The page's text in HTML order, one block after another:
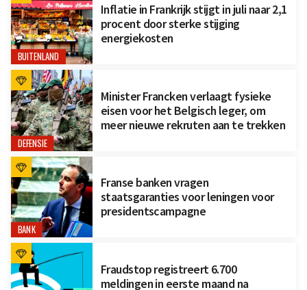
BUITENLAND
Inflatie in Frankrijk stijgt in juli naar 2,1
procent door sterke stijging
energiekosten
DEFENSIE
Minister Francken verlaagt fysieke
eisen voor het Belgisch leger, om
meer nieuwe rekruten aan te trekken
BANK
Franse banken vragen
staatsgaranties voor leningen voor
presidentscampagne
Fraudstop registreert 6.700
meldingen in eerste maand na